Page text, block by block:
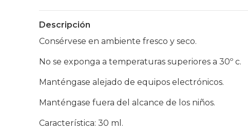
Descripción
Consérvese en ambiente fresco y seco.
No se exponga a temperaturas superiores a 30º c.
Manténgase alejado de equipos electrónicos.
Manténgase fuera del alcance de los niños.
Característica: 30 ml.